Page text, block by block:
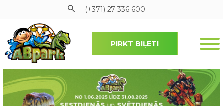
Pāriet uz galveno saturu
(+371) 27 336 600
PIRKT BIĻETI